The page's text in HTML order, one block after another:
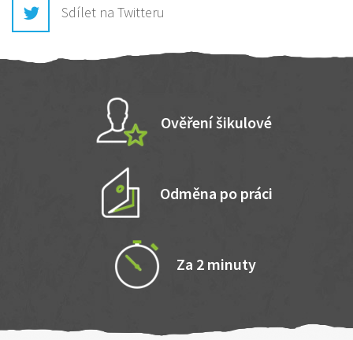
Sdílet na Twitteru
Ověření šikulové
Odměna po práci
Za 2 minuty